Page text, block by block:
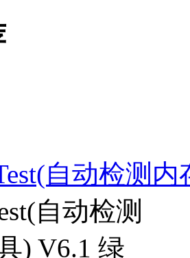
自动检测